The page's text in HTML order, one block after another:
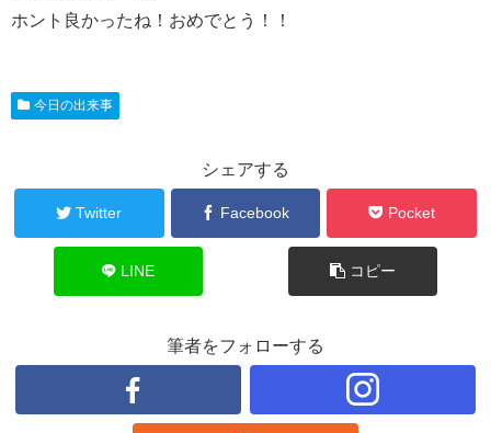
ホント良かったね！おめでとう！！
今日の出来事
シェアする
Twitter Facebook Pocket
LINE コピー
筆者をフォローする